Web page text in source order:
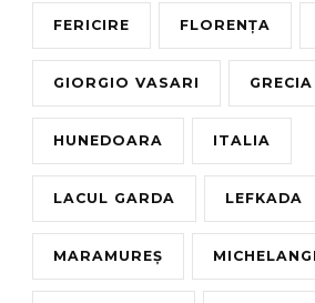
FERICIRE FLORENȚA
GIORGIO VASARI GRECIA
HUNEDOARA ITALIA
LACUL GARDA LEFKADA
MARAMUREȘ